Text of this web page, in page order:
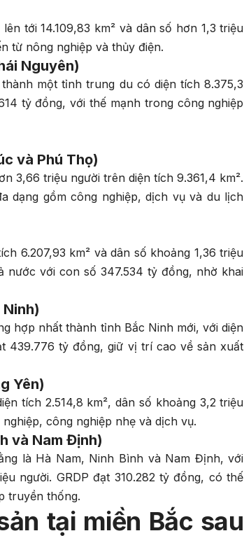
tới 14.109,83 km² và dân số hơn 1,3 triệu
từ nông nghiệp và thủy điện.
Nguyên)
một tỉnh trung du có diện tích 8.375,3
tỷ đồng, với thế mạnh trong công nghiệp
và Phú Thọ)
3,66 triệu người trên diện tích 9.361,4 km².
dạng gồm công nghiệp, dịch vụ và du lịch
6.207,93 km² và dân số khoảng 1,36 triệu
nước với con số 347.534 tỷ đồng, nhờ khai
hợp nhất thành tỉnh Bắc Ninh mới, với diện
439.776 tỷ đồng, giữ vị trí cao về sản xuất
Yên)
tích 2.514,8 km², dân số khoảng 3,2 triệu
công nghiệp nhẹ và dịch vụ.
và Nam Định)
là Hà Nam, Ninh Bình và Nam Định, với
người. GRDP đạt 310.282 tỷ đồng, có thế
truyền thống.
tại miền Bắc sau